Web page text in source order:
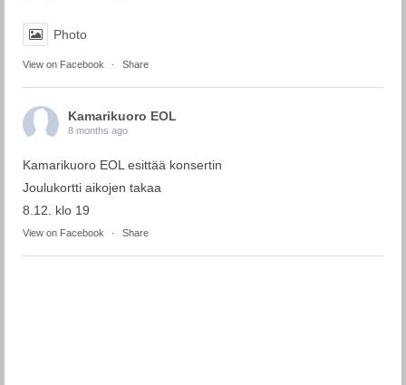
Photo
View on Facebook · Share
Kamarikuoro EOL
8 months ago
Kamarikuoro EOL esittää konsertin
Joulukortti aikojen takaa
8.12. klo 19
View on Facebook · Share